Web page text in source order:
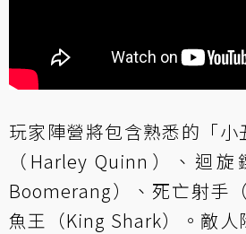
玩家陣營將包含熟悉的「
（Harley Quinn）、迴
Boomerang）、死亡射手
魚王（King Shark）。敵人